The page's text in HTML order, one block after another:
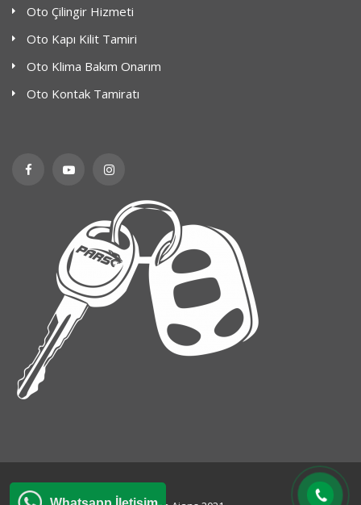
Oto Çilingir Hizmeti
Oto Kapı Kilit Tamiri
Oto Klima Bakım Onarım
Oto Kontak Tamiratı